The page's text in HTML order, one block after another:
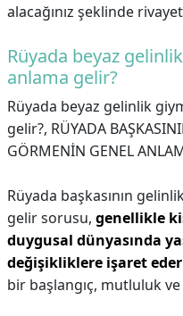
alacağınız şeklinde
Rüyada beyaz
anlama gelir?
Rüyada beyaz gelinlik
gelir?, RÜYADA
GÖRMENİN GENEL
Rüyada başkasının
gelir sorusu, genellikle
duygusal dünyasında
değişikliklere işaret eder
bir başlangıç, mutluluk ve